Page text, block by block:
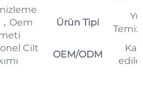
Oem
Ürün Tipi
Cilt
OEM/ODM